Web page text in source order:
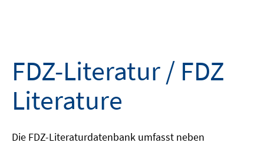
FDZ-Literatur / FDZ
Literature
Die FDZ-Literaturdatenbank umfasst neben